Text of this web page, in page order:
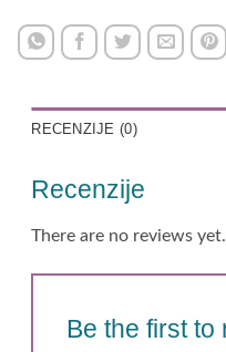
RECENZIJE (0)
Recenzije
There are no reviews yet.
Be the first to